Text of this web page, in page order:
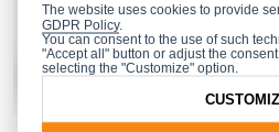
The website uses cookies to provide
GDPR Policy.
You can consent to the use of such
"Accept all" button or adjust the
selecting the "Customize" option.